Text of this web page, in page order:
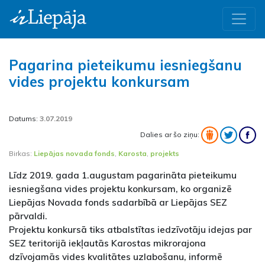
Pagarina pieteikumu iesniegšanu
vides projektu konkursam
Datums: 3.07.2019
Dalies ar šo ziņu:
Birkas: Liepājas novada fonds Karosta projekts
Līdz 2019. gada 1.augustam pagarināta pieteikumu
iesniegšana vides projektu konkursam, ko organizē
Liepājas Novada fonds sadarbībā ar Liepājas SEZ
pārvaldi.
Projektu konkursā tiks atbalstītas iedzīvotāju idejas par
SEZ teritorijā iekļautās Karostas mikrorajona
dzīvojamās vides kvalitātes uzlabošanu, informē